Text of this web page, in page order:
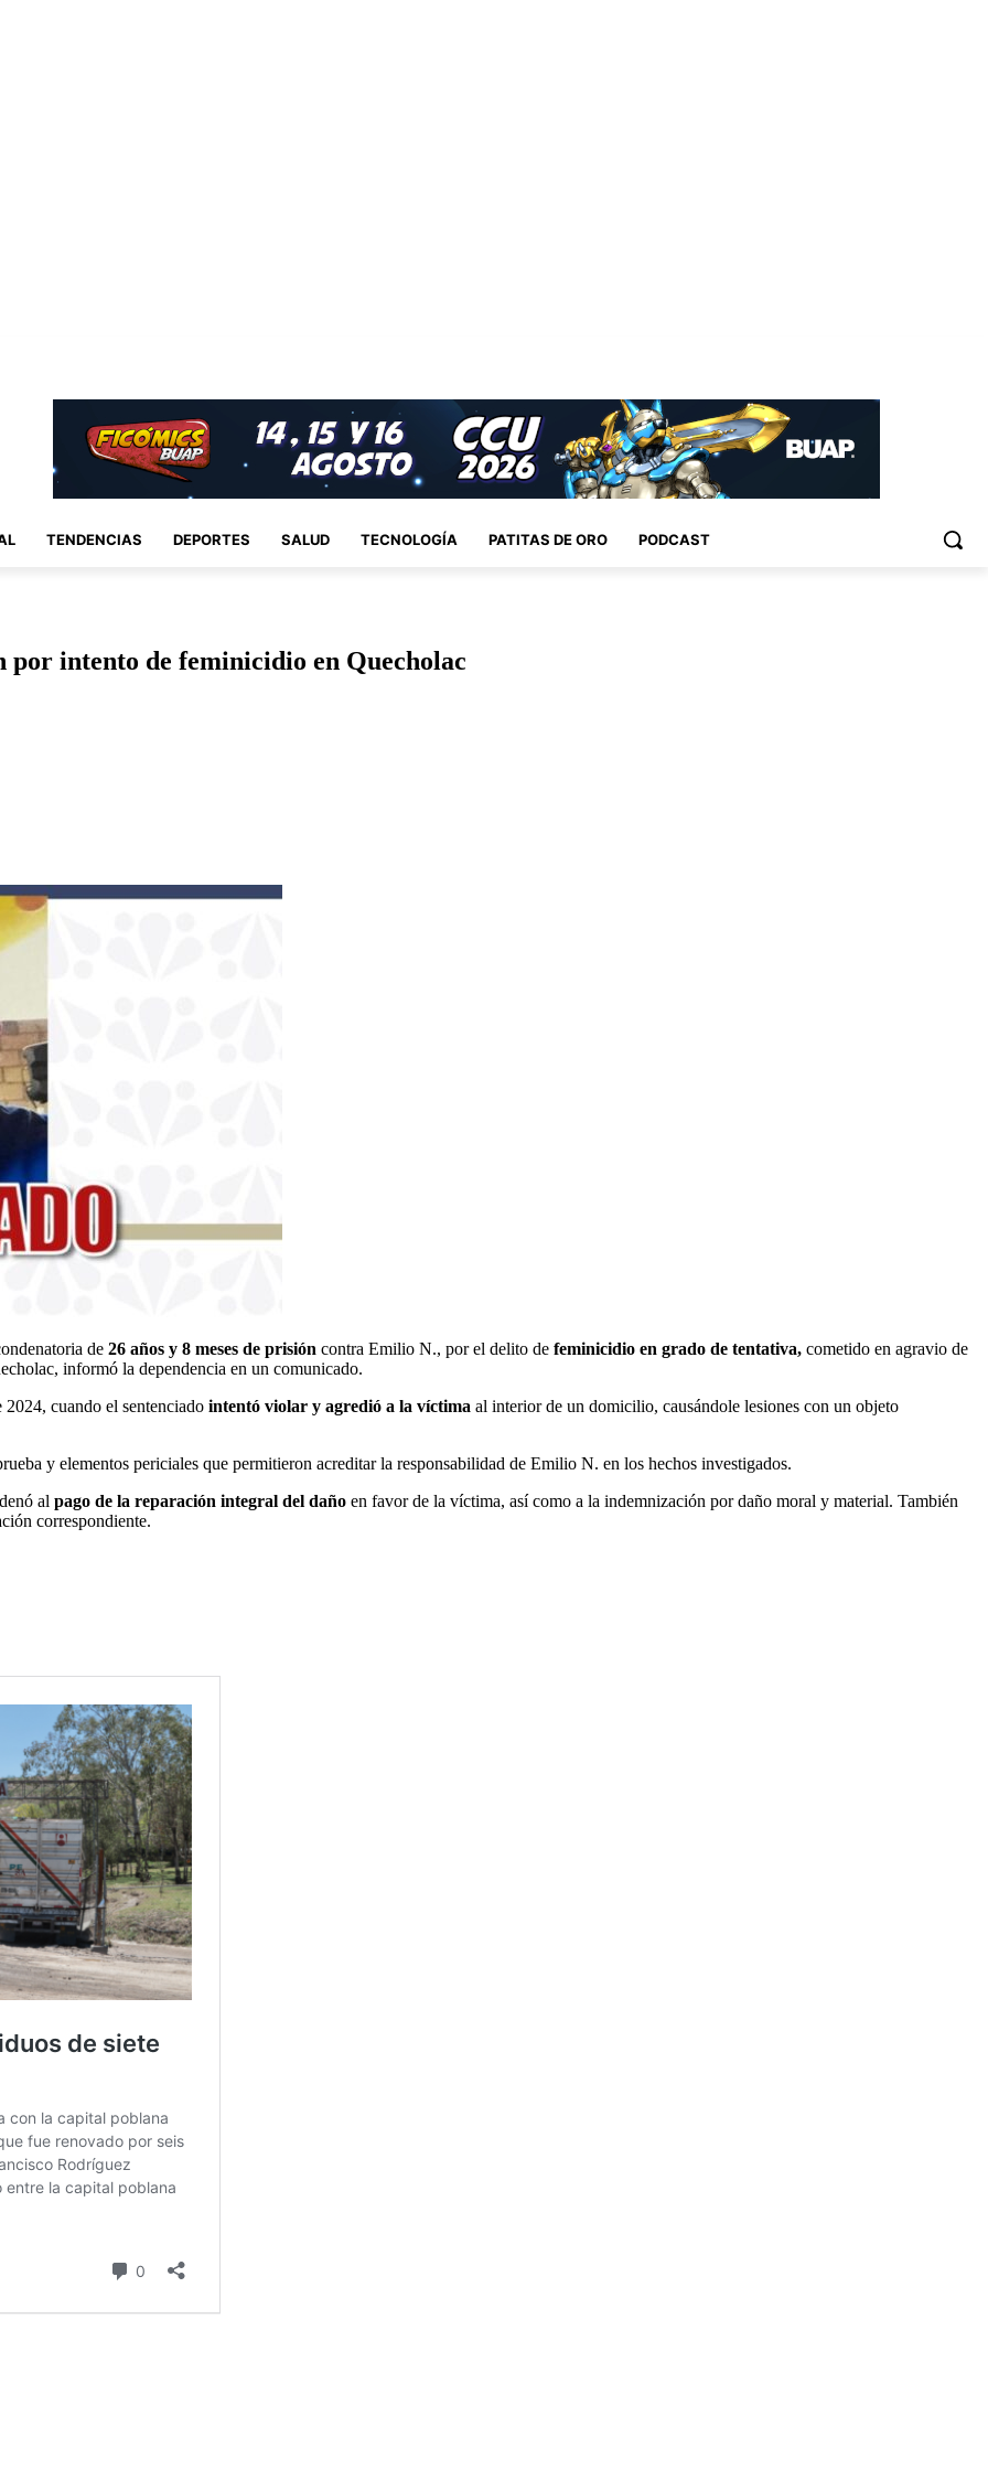
TENDENCIAS DEPORTES SALUD TECNOLOGÍA PATITAS DE ORO PODCAST
por intento de feminicidio en Quecholac
de 26 años y 8 meses de prisión contra Emilio N., por el delito de feminicidio en grado de tentativa, cometido en agravio de
informó la dependencia en un comunicado.
cuando el sentenciado intentó violar y agredió a la víctima al interior de un domicilio, causándole lesiones con un objeto
y elementos periciales que permitieron acreditar la responsabilidad de Emilio N. en los hechos investigados.
al pago de la reparación integral del daño en favor de la víctima, así como a la indemnización por daño moral y material. También
correspondiente.